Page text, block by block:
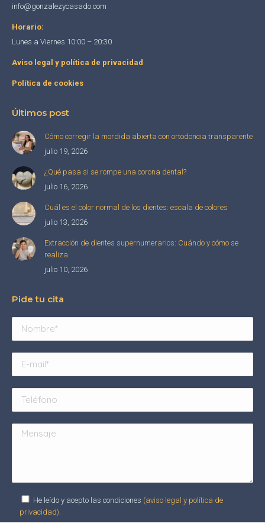
info@gonzalezycasado.com
Horario:
Lunes a Viernes 10:00 – 20:30
Aviso legal y política de privacidad
Política de cookies
Últimos post
Cómo corregir la mordida abierta con ortodoncia transparente
julio 19, 2026
¿Qué pasa si se rompe una corona dental?
julio 16, 2026
Cuál es el color normal de los dientes: escala de colores
julio 13, 2026
Extracción de dientes supernumerarios: Cuándo y cómo se
realiza
julio 10, 2026
Pide tu cita
He leído y acepto las condiciones (aviso legal y política de
privacidad).